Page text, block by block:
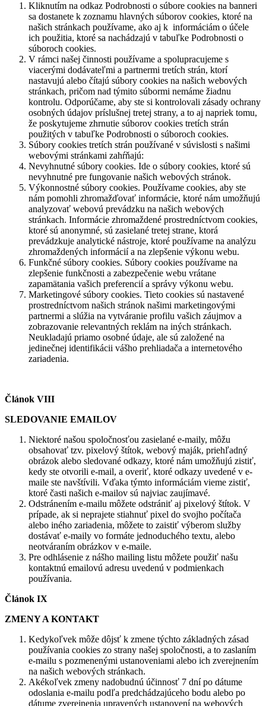
Kliknutím na odkaz Podrobnosti o súbore cookies na banneri
sa dostanete k zoznamu hlavných súborov cookies, ktoré na
našich stránkach používame, ako aj k informáciám o účele
ich použitia, ktoré sa nachádzajú v tabuľke Podrobnosti o
súboroch cookies.
V rámci našej činnosti používame a spolupracujeme s
viacerými dodávateľmi a partnermi tretích strán, ktorí
nastavujú alebo čítajú súbory cookies na našich webových
stránkach, pričom nad týmito súbormi nemáme žiadnu
kontrolu. Odporúčame, aby ste si kontrolovali zásady ochrany
osobných údajov príslušnej tretej strany, a to aj napriek tomu,
že poskytujeme zhrnutie súborov cookies tretích strán
použitých v tabuľke Podrobnosti o súboroch cookies.
Súbory cookies tretích strán používané v súvislosti s našimi
webovými stránkami zahŕňajú:
Nevyhnutné súbory cookies. Ide o súbory cookies, ktoré sú
nevyhnutné pre fungovanie našich webových stránok.
Výkonnostné súbory cookies. Používame cookies, aby ste
nám pomohli zhromažďovať informácie, ktoré nám umožňujú
analyzovať webovú prevádzku na našich webových
stránkach. Informácie zhromaždené prostredníctvom cookies,
ktoré sú anonymné, sú zasielané tretej strane, ktorá
prevádzkuje analytické nástroje, ktoré používame na analýzu
zhromaždených informácií a na zlepšenie výkonu webu.
Funkčné súbory cookies. Súbory cookies používame na
zlepšenie funkčnosti a zabezpečenie webu vrátane
zapamätania vašich preferencií a správy výkonu webu.
Marketingové súbory cookies. Tieto cookies sú nastavené
prostredníctvom našich stránok našimi marketingovými
partnermi a slúžia na vytváranie profilu vašich záujmov a
zobrazovanie relevantných reklám na iných stránkach.
Neukladajú priamo osobné údaje, ale sú založené na
jedinečnej identifikácii vášho prehliadača a internetového
zariadenia.
Článok VIII
SLEDOVANIE EMAILOV
Niektoré našou spoločnosťou zasielané e-maily, môžu
obsahovať tzv. pixelový štítok, webový maják, priehľadný
obrázok alebo sledované odkazy, ktoré nám umožňujú zistiť,
kedy ste otvorili e-mail, a overiť, ktoré odkazy uvedené v e-
maile ste navštívili. Vďaka týmto informáciám vieme zistiť,
ktoré časti našich e-mailov sú najviac zaujímavé.
Odstránením e-mailu môžete odstrániť aj pixelový štítok. V
prípade, ak si neprajete stiahnuť pixel do svojho počítača
alebo iného zariadenia, môžete to zaistiť výberom služby
dostávať e-maily vo formáte jednoduchého textu, alebo
neotváraním obrázkov v e-maile.
Pre odhlásenie z nášho mailing listu môžete použiť našu
kontaktnú emailovú adresu uvedenú v podmienkach
používania.
Článok IX
ZMENY A KONTAKT
Kedykoľvek môže dôjsť k zmene týchto základných zásad
používania cookies zo strany našej spoločnosti, a to zaslaním
e-mailu s pozmenenými ustanoveniami alebo ich zverejnením
na našich webových stránkach.
Akékoľvek zmeny nadobudnú účinnosť 7 dní po dátume
odoslania e-mailu podľa predchádzajúceho bodu alebo po
dátume zverejnenia upravených ustanovení na webových